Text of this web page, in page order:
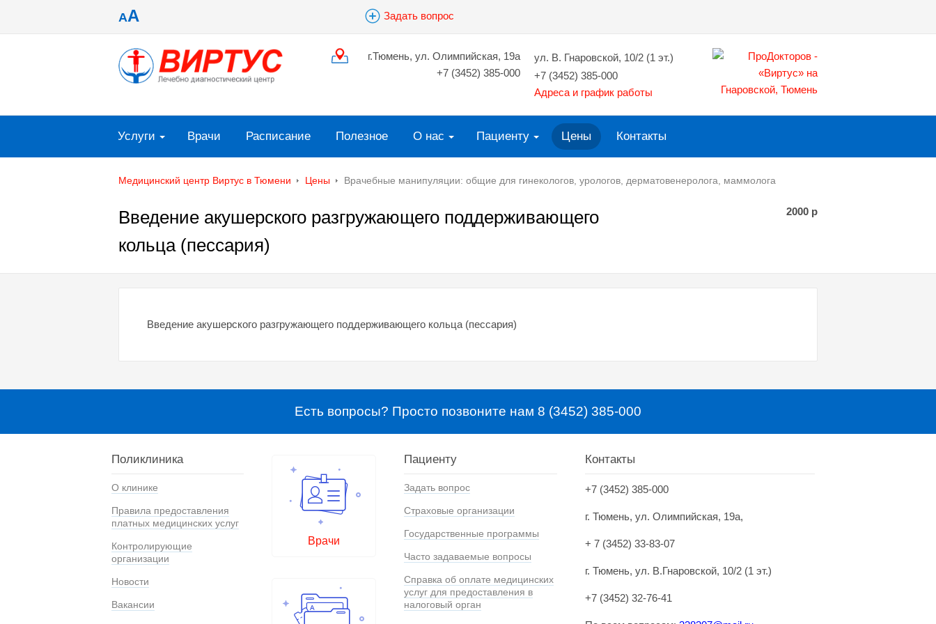
AA Задать вопрос
г.Тюмень, ул. Олимпийская, 19а
+7 (3452) 385-000
ул. В. Гнаровской, 10/2 (1 эт.)
+7 (3452) 385-000
Адреса и график работы
Услуги Врачи Расписание Полезное О нас Пациенту Цены Контакты
Медицинский центр Виртус в Тюмени Цены Врачебные манипуляции: общие для гинекологов, урологов, дерматовенеролога, маммолога
Введение акушерского разгружающего поддерживающего
кольца (пессария)
2000 р
Введение акушерского разгружающего поддерживающего кольца (пессария)
Есть вопросы? Просто позвоните нам 8 (3452) 385-000
Поликлиника
О клинике
Правила предоставления
платных медицинских услуг
Контролирующие
организации
Новости
Вакансии
Врачи
Пациенту
Задать вопрос
Страховые организации
Государственные программы
Часто задаваемые вопросы
Справка об оплате медицинских
услуг для предоставления в
налоговый орган
Контакты
+7 (3452) 385-000
г. Тюмень, ул. Олимпийская, 19а,
+ 7 (3452) 33-83-07
г. Тюмень, ул. В.Гнаровской, 10/2 (1 эт.)
+7 (3452) 32-76-41